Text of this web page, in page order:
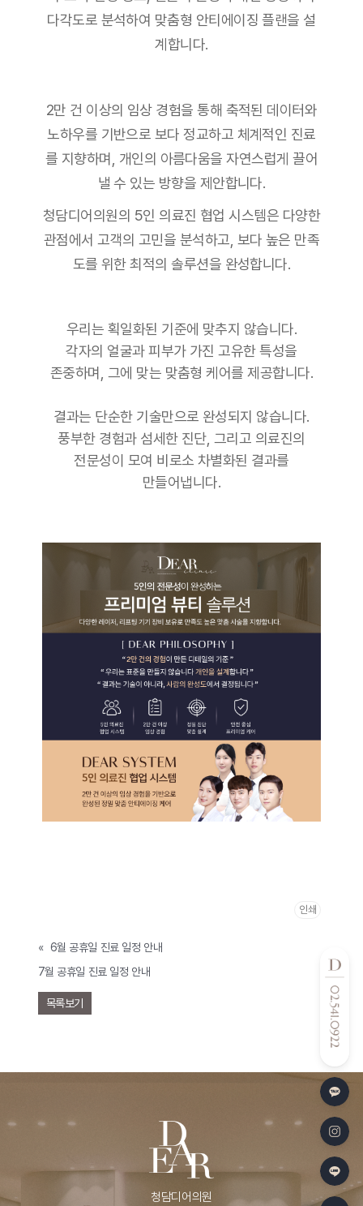
다각도로 분석하여 맞춤형 안티에이징 플랜을 설
계합니다.
2만 건 이상의 임상 경험을 통해 축적된 데이터와
노하우를 기반으로 보다 정교하고 체계적인 진료
를 지향하며, 개인의 아름다움을 자연스럽게 끌어
낼 수 있는 방향을 제안합니다.
청담디어의원의 5인 의료진 협업 시스템은 다양한
관점에서 고객의 고민을 분석하고, 보다 높은 만족
도를 위한 최적의 솔루션을 완성합니다.
우리는 획일화된 기준에 맞추지 않습니다.
각자의 얼굴과 피부가 가진 고유한 특성을
존중하며, 그에 맞는 맞춤형 케어를 제공합니다.
결과는 단순한 기술만으로 완성되지 않습니다.
풍부한 경험과 섬세한 진단, 그리고 의료진의
전문성이 모여 비로소 차별화된 결과를
만들어냅니다.
인쇄
« 6월 공휴일 진료 일정 안내
7월 공휴일 진료 일정 안내
목록보기
청담디어의원